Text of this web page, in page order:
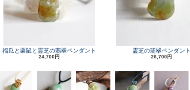
福瓜と栗鼠と霊芝の翡翠ペンダント
24,700円
霊芝の翡翠ペンダント
26,700円